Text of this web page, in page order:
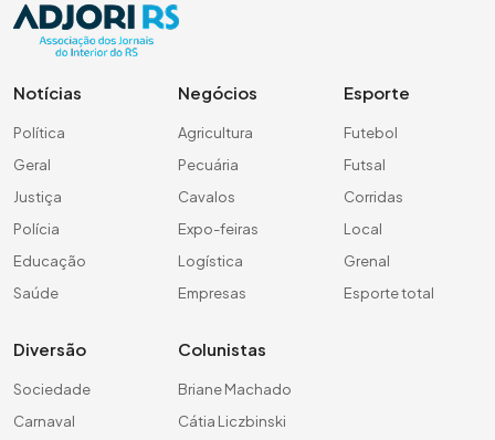
Notícias
Política
Geral
Justiça
Polícia
Educação
Saúde
Negócios
Agricultura
Pecuária
Cavalos
Expo-feiras
Logística
Empresas
Esporte
Futebol
Futsal
Corridas
Local
Grenal
Esporte total
Diversão
Sociedade
Carnaval
Colunistas
Briane Machado
Cátia Liczbinski